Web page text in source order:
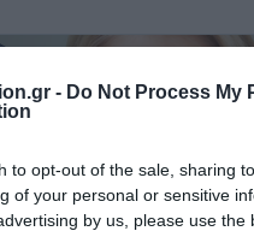
- Do Not Process My
to opt-out of the sale, sharing
of your personal or sensitive
by us, please use the